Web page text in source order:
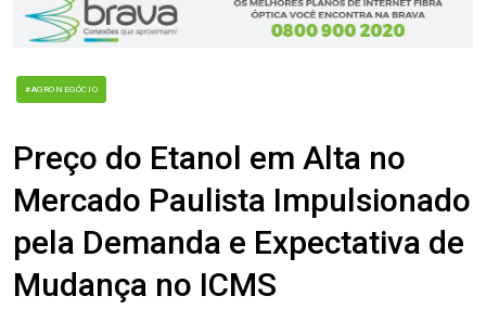
#AGRONEGÓCIO
Preço do Etanol em Alta no
Mercado Paulista Impulsionado
pela Demanda e Expectativa de
Mudança no ICMS